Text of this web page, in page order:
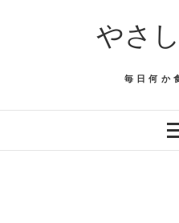
やさ
毎日何か